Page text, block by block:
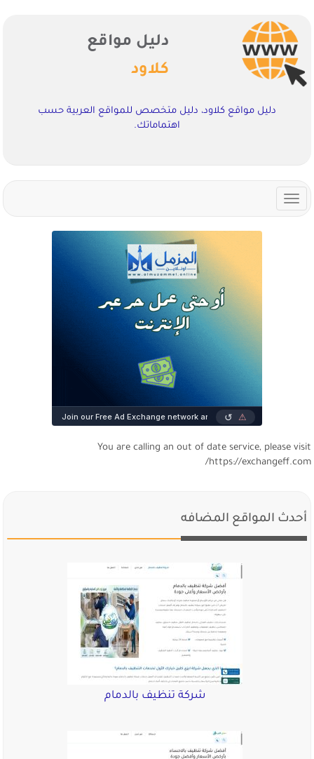
دليل مواقع
كلاود
دليل مواقع كلاود، دليل متخصص للمواقع العربية حسب
اهتماماتك.
Toggle
navigation
You are calling an out of date service, please visit
https://exchangeff.com/
أحدث المواقع المضافه
شركة تنظيف بالدمام